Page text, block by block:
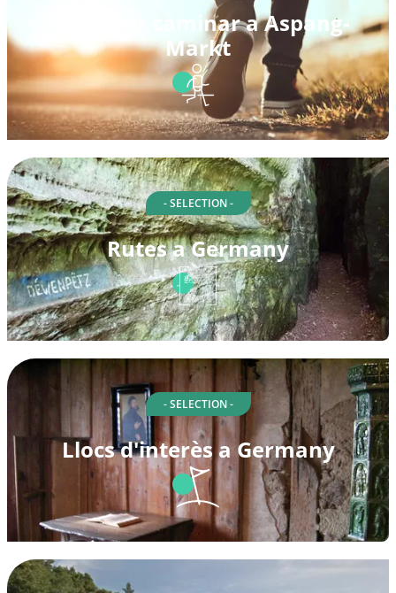
Rutes per caminar a Aspang-
Markt
- SELECTION -
Rutes a Germany
- SELECTION -
Llocs d'interès a Germany